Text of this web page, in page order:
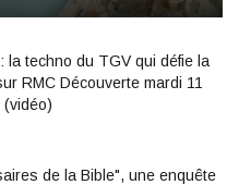
la techno du TGV qui défie la
RMC Découverte mardi 11
(vidéo)
de la Bible", une enquête